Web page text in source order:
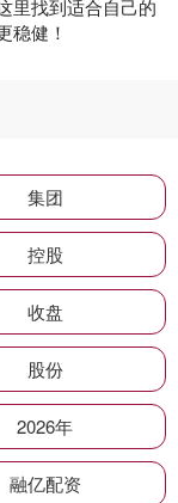
里找到适合自己的
稳健！
集团
控股
收盘
股份
2026年
融亿配资